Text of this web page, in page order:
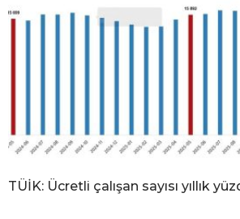
TÜİK: Ücretli çalışan sayısı yıllık